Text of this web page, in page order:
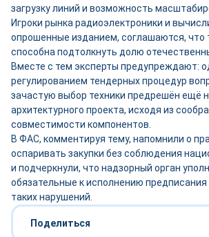
загрузку линий и возможность
Игроки рынка радиоэлектроники и
опрошенные изданием, соглашаются, что
способна подтолкнуть долю
Вместе с тем эксперты предупреждают:
регулированием тендерных процедур
зачастую выбор техники предрешён ещё
архитектурного проекта, исходя из
совместимости компонентов.
В ФАС, комментируя тему, напомнили о
оспаривать закупки без соблюдения
и подчеркнули, что надзорный орган
обязательные к исполнению предписания
таких нарушений.
Поделиться